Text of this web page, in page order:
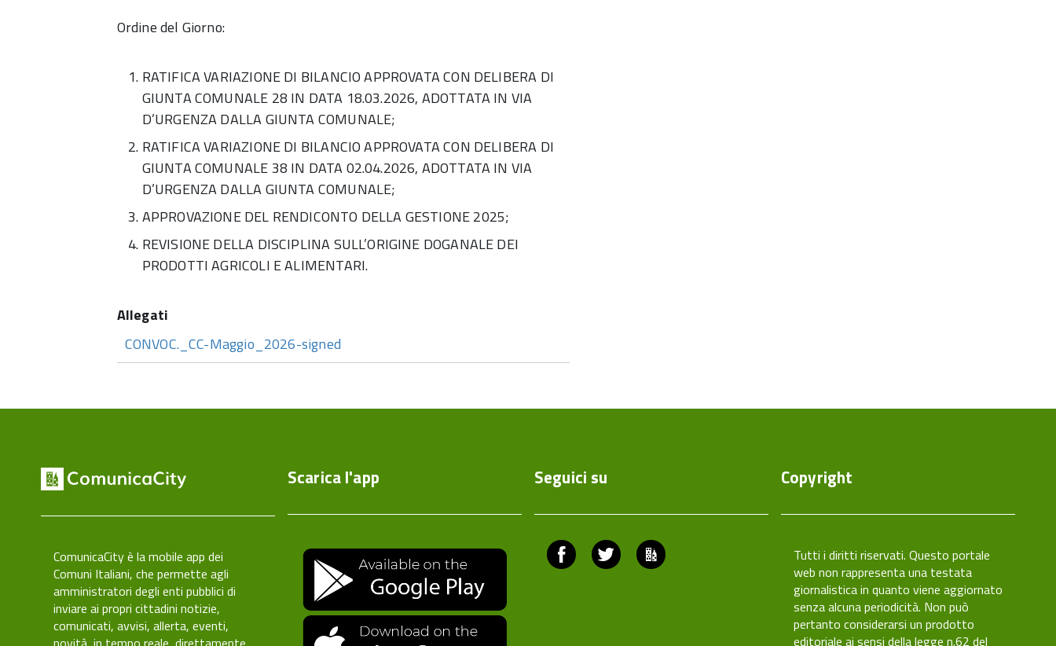
Ordine del Giorno:
RATIFICA VARIAZIONE DI BILANCIO APPROVATA CON DELIBERA DI
GIUNTA COMUNALE 28 IN DATA 18.03.2026, ADOTTATA IN VIA
D’URGENZA DALLA GIUNTA COMUNALE;
RATIFICA VARIAZIONE DI BILANCIO APPROVATA CON DELIBERA DI
GIUNTA COMUNALE 38 IN DATA 02.04.2026, ADOTTATA IN VIA
D’URGENZA DALLA GIUNTA COMUNALE;
APPROVAZIONE DEL RENDICONTO DELLA GESTIONE 2025;
REVISIONE DELLA DISCIPLINA SULL’ORIGINE DOGANALE DEI
PRODOTTI AGRICOLI E ALIMENTARI.
CONVOC._CC-Maggio_2026-signed
ComunicaCity è la mobile app dei
Comuni Italiani, che permette agli
amministratori degli enti pubblici di
inviare ai propri cittadini notizie,
comunicati, avvisi, allerta, eventi,
Scarica l'app Seguici su
Facebook Twitter
Copyright
Tutti i diritti riservati. Questo portale
web non rappresenta una testata
giornalistica in quanto viene aggiornato
senza alcuna periodicità. Non può
pertanto considerarsi un prodotto
editoriale ai sensi della legge n.62 del